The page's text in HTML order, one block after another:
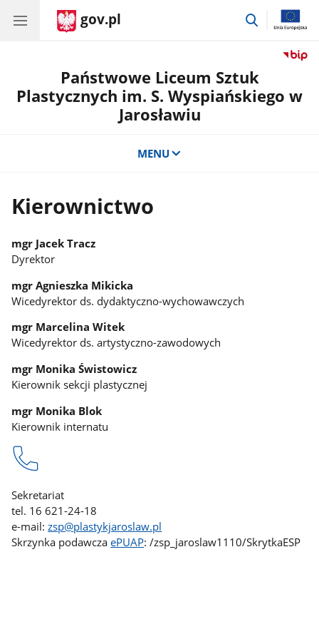
gov.pl
przejdź
Państwowe Liceum Sztuk
Plastycznych im. S. Wyspiańskiego w
Jarosławiu
MENU
Kierownictwo
mgr Jacek Tracz
Dyrektor
mgr Agnieszka Mikicka
Wicedyrektor ds. dydaktyczno-wychowawczych
mgr Marcelina Witek
Wicedyrektor ds. artystyczno-zawodowych
mgr Monika Świstowicz
Kierownik sekcji plastycznej
mgr Monika Blok
Kierownik internatu
Sekretariat
tel. 16 621-24-18
e-mail:zsp@plastykjaroslaw.pl
Skrzynka podawczaePUAP: /zsp_jaroslaw1110/SkrytkaESP